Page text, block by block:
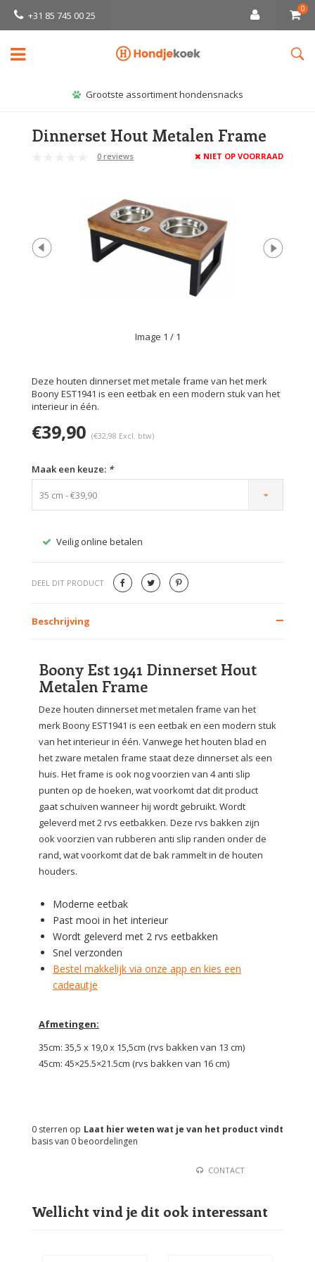
+31 85 745 00 25
0
Grootste assortiment hondensnacks
Dinnerset Hout Metalen Frame
0 reviews NIET OP VOORRAAD
Image 1 / 1
Deze houten dinnerset met metale frame van het merk
Boony EST1941 is een eetbak en een modern stuk van het
interieur in één.
€39,90 (€32,98 Excl. btw)
Maak een keuze: *
35 cm - €39,90
Veilig online betalen
DEEL DIT PRODUCT
Beschrijving
Boony Est 1941 Dinnerset Hout
Metalen Frame
Deze houten dinnerset met metalen frame van het
merk Boony EST1941 is een eetbak en een modern stuk
van het interieur in één. Vanwege het houten blad en
het zware metalen frame staat deze dinnerset als een
huis. Het frame is ook nog voorzien van 4 anti slip
punten op de hoeken, wat voorkomt dat dit product
gaat schuiven wanneer hij wordt gebruikt. Wordt
geleverd met 2 rvs eetbakken. Deze rvs bakken zijn
ook voorzien van rubberen anti slip randen onder de
rand, wat voorkomt dat de bak rammelt in de houten
houders.
Moderne eetbak
Past mooi in het interieur
Wordt geleverd met 2 rvs eetbakken
Snel verzonden
Bestel makkelijk via onze app en kies een
cadeautje
Afmetingen:
35cm: 35,5 x 19,0 x 15,5cm (rvs bakken van 13 cm)
45cm: 45×25.5×21.5cm (rvs bakken van 16 cm)
Laat hier weten wat je van het product vindt
0 sterren op
basis van 0 beoordelingen
CONTACT
Wellicht vind je dit ook interessant